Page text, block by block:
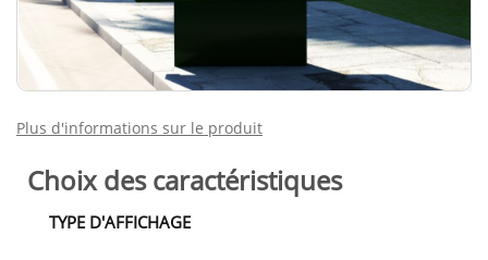
Plus d'informations sur le produit
Choix des caractéristiques
TYPE D'AFFICHAGE